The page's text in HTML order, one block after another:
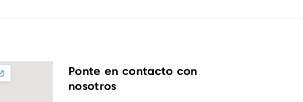
Ponte en contacto con
nosotros